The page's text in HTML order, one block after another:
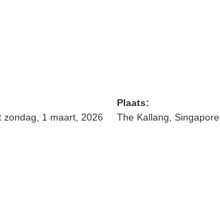
zondag, 1 maart, 2026
Plaats:
The Kallang, Singapore